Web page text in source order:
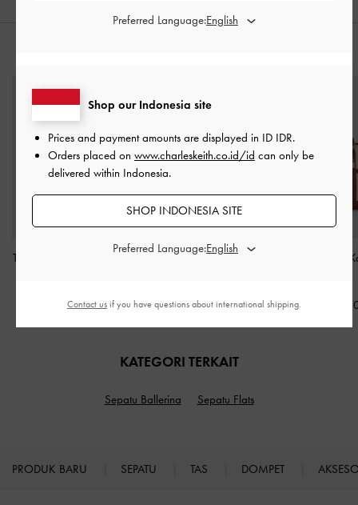
Tas Bahu Studded Tatiana
IDR1,499,000
Card Holder Quilted
IDR399,000
Tas Tote Scottie
KATEGORI TERKAIT
Sepatu Ballerina Sepatu Flats
PRODUK BARU SEPATU TAS DOMPET
Shop our Indonesia site
Prices and payment amounts are displayed in ID IDR.
Orders placed on www.charleskeith.co.id/id can only be
delivered within Indonesia.
SHOP INDONESIA SITE
Preferred Language:
Preferred Language:
Contact us if you have questions about international shipping.